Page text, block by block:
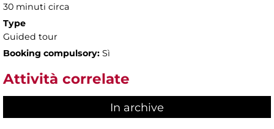
30 minuti circa
Type
Guided tour
Booking compulsory: Sì
Attività correlate
In archive